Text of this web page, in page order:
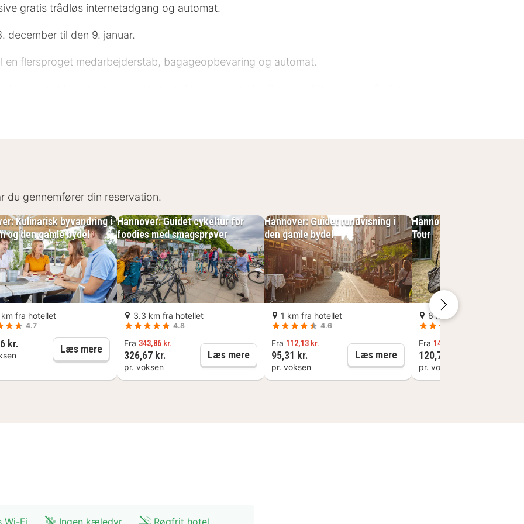
gratis trådløs internetadgang og automat.
december til den 9. januar.
flersproget medarbejderstab, bagageopbevaring og automat.
indeholder tekøkken med køleskab og kogeplade. Der er et 32-tommers fladskærms-
0,6 km Oskar-Winter-Brunnen - 0,6 km Leibnizhaus - 0,6 km Hannover-universitetet - 0,7
- 0,7 km Brauhaus Ernst August - 0,7 km Marktkirche - 0,8 km Hanover Christmas
- 0,9 km Market Church - 0,9 km Den nærmeste store lufthavn er Hannover
City by INA har du en central base i Hannover, kun 4 minutters gang fra Die Nanas
ligger 10,4 km fra Hannover Fairground og 1,2 km fra Theater am Küchengarten.
gennemfører din reservation.
timers hop på-/hop af-bus billet til sightseeing
Kulinarisk byvandring i
og den gamle bydel
fra hotellet
4.7
kr. Læs mereHannover: Kulinarisk byvandring i centrum og den gamle bydel
Hannover: Guidet cykeltur for
foodies med smagsprøver
3.3 km fra hotellet
4.8
Fra 343,86 kr.
326,67 kr.
pr. voksen
Læs mereHannover: Guidet cykeltur for foodies med smagsprøver
Hannover: Guidet rundvisning i
den gamle bydel
1 km fra hotellet
4.6
Fra 112,13 kr.
95,31 kr.
pr. voksen
Læs mereHannover: Guidet
Hannover: Kriminalitet
Tour
6 km fra hotellet
Fra 142,03 kr.
120,72 kr.
pr. voksen